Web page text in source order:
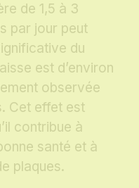
de 1,5 à 3
par jour peut
du
est d’environ
observée
Cet effet est
contribue à
santé et à
plaques.